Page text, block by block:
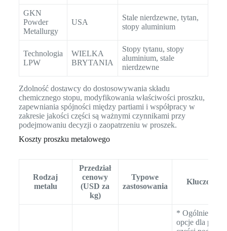
GKN
Powder
Metallurgy
USA
Stale nierdzewne, tytan,
stopy aluminium
Technologia
LPW
WIELKA
BRYTANIA
Stopy tytanu, stopy
aluminium, stale
nierdzewne
Zdolność dostawcy do dostosowywania składu
chemicznego stopu, modyfikowania właściwości proszku,
zapewniania spójności między partiami i współpracy w
zakresie jakości części są ważnymi czynnikami przy
podejmowaniu decyzji o zaopatrzeniu w proszek.
Koszty proszku metalowego
Rodzaj
metalu
Przedział
cenowy
(USD za
kg)
Typowe
zastosowania
Kluczowe
* Ogólnie
opcje dla